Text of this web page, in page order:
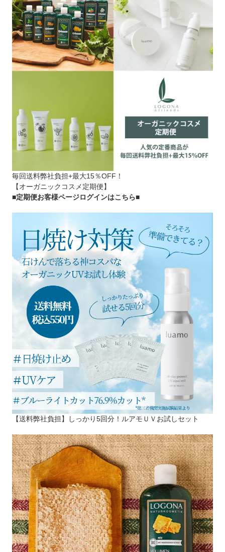
毎回送料弊社負担+最大15％OFF！
【オーガニックコスメ定期便】
■定期便お客様ページログインはこちら■
【送料弊社負担】しっかり5回分！ルアモＵＶお試しセット